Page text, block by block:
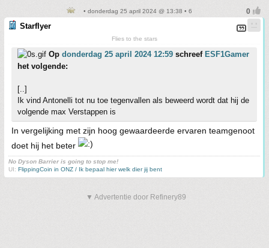
• donderdag 25 april 2024 @ 13:38 • 6
Starflyer
Flies to the stars
Op donderdag 25 april 2024 12:59 schreef ESF1Gamer
het volgende:
[..]
Ik vind Antonelli tot nu toe tegenvallen als beweerd wordt dat hij de
volgende max Verstappen is
In vergelijking met zijn hoog gewaardeerde ervaren teamgenoot
doet hij het beter
No Dyson Barrier is going to stop me!
UI: FlippingCoin in ONZ / Ik bepaal hier welk dier jij bent
▼ Advertentie door Refinery89